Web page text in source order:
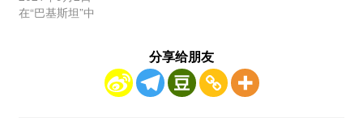
在“巴基斯坦”中
分享给朋友